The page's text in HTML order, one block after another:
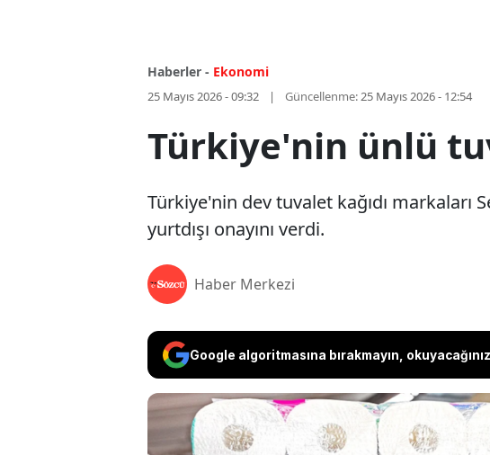
Haberler - Ekonomi
25 Mayıs 2026 - 09:32 Güncellenme:25 Mayıs 2026 - 12:54
Türkiye'nin ünlü
Türkiye'nin dev tuvalet kağıdı markaları
yurtdışı onayını verdi.
Haber Merkezi
Google algoritmasına bırakmayın,